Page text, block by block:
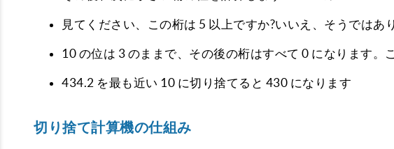
見てください、この桁は 5 以上ですか?いいえ、そうではあ
10 の位は 3 のままで、その後の桁はすべて 0 になります
434.2 を最も近い 10 に切り捨てると 430 になります
切り捨て計算機の仕組み